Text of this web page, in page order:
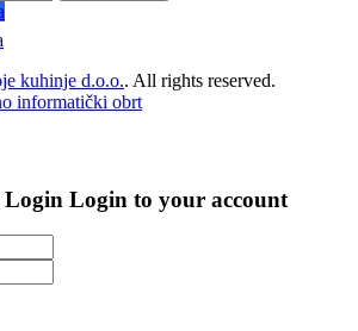
kuhinje d.o.o.. All rights reserved.
informatički obrt
Login Login to your account